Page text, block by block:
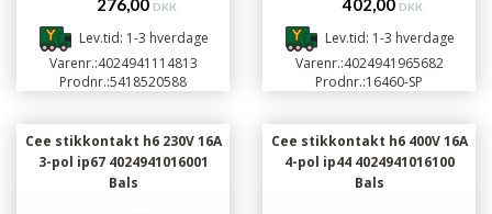
276,00 DKK
Lev.tid: 1-3 hverdage
Varenr.:4024941114813
Prodnr.:5418520588
402,00 DKK
Lev.tid: 1-3 hverdage
Varenr.:4024941965682
Prodnr.:16460-SP
Cee stikkontakt h6 230V 16A
3-pol ip67 4024941016001
Bals
Cee stikkontakt h6 400V 16A
4-pol ip44 4024941016100
Bals